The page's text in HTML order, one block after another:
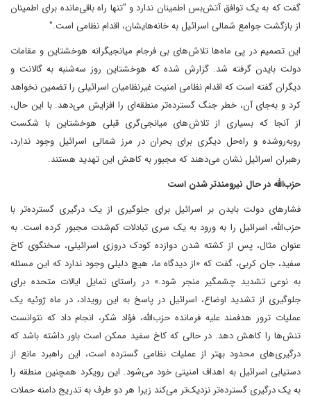
گفت که به یک توافق آتش‌بس اطمینان ندارد و "تنها راه باقی‌مانده برای اطمینان
از بازگشت جوامع شمالی اسرائیل به خانه‌هایشان، اقدام نظامی است."
این تصمیم در پی ماه‌ها تلاش‌های بی فرجام میانجیگرانه هوخشتاین و مقامات
دولت بایدن گرفته شد. گزارش شده که هوخشتاین روز سه‌شنبه به گالانت و
دیگران گفته است که اقدام نظامی امنیت غیرنظامیان اسرائیلی را تضمین نخواهد
کرد و به‌جای آن، خطر جنگ گسترده‌تر منطقه‌ای را افزایش می‌دهد. با این حال،
از آنجا که بسیاری از تلاش‌های میانجی‌گری قبلی هوخشتاین با شکست
روبه‌روشده و راه‌حل دیگری برای بحران در مرز شمالی اسرائیل وجود ندارد،
رهبران اسرائیل نشان می‌دهند که مجبور به کاهش این تهدید هستند.
حزب‌الله در حال نیرومندتر شدن است
فشارهای دولت بایدن بر اسرائیل برای جلوگیری از یک درگیری گسترده‌تر با
حزب‌الله، اسرائیل را به ورود به یک سری تبادلات کم‌شدت مجبور کرده است. به
عنوان مثال، پس از کشته شدن دوازده کودک دروزی اسرائیلی، سخنگوی کاخ
سفید، جان کربی، گفت که «از دیدگاه ما، هیچ دلیلی وجود ندارد که این مسئله
به نوعی تشدید چشمگیر منجر شود.» در راستای تمایل ایالات متحده برای
جلوگیری از تشدید اوضاع، اسرائیل در پاسخ به این رویداد، در ماه ژوئیه یک
عملیات ترور هدفمند علیه فرمانده حزب‌الله، فؤاد شکر، انجام داد که نتوانست
تنش‌ها را کاهش دهد. در حالی که کاخ سفید ممکن است باور داشته باشد که
درگیری‌های محدود بهتر از عملیات نظامی گسترده است، این راهبرد مانع از
دستیابی اسرائیل به اهداف امنیتی خود می‌شود. این رویکرد همچنین منطقه را
به یک درگیری گسترده‌تر نزدیک‌تر می‌کند زیرا هر دو طرف به تدریج دامنه حملات